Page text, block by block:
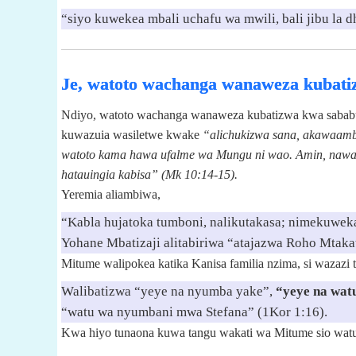
“siyo kuwekea mbali uchafu wa mwili, bali jibu la
Je, watoto wachanga wanaweza
Ndiyo, watoto wachanga wanaweza kubatizwa kwa
kuwazuia wasiletwe kwake “alichukizwa sana,
watoto kama hawa ufalme wa Mungu ni wao. Amin,
hatauingia kabisa” (Mk 10:14-15).
Yeremia aliambiwa,
“Kabla hujatoka tumboni, nalikutakasa;
Yohane Mbatizaji alitabiriwa “atajazwa Roho
Mitume walipokea katika Kanisa familia nzima, si wazazi
Walibatizwa “yeye na nyumba yake”, “yeye na
“watu wa nyumbani mwa Stefana” (1Kor 1:16).
Kwa hiyo tunaona kuwa tangu wakati wa Mitume sio